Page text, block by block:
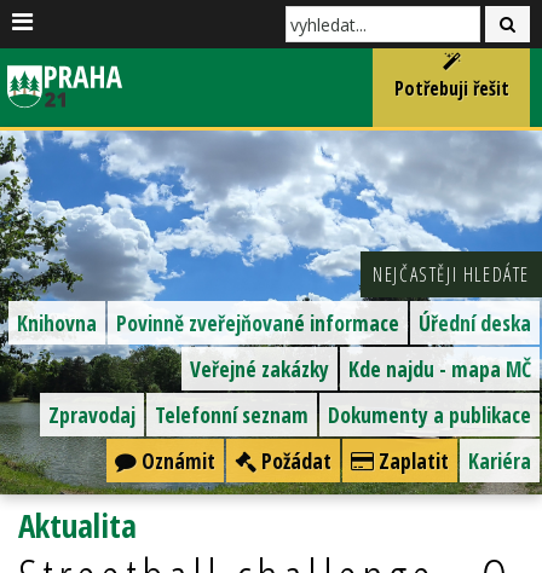
Potřebuji řešit
NEJČASTĚJI HLEDÁTE
Úřední deska
Povinně zveřejňované informace
Knihovna
Kde najdu - mapa MČ
Veřejné zakázky
Dokumenty a publikace
Telefonní seznam
Zpravodaj
Kariéra
Zaplatit
Požádat
Oznámit
Aktualita